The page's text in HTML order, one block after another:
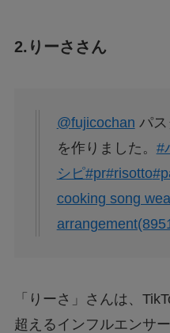
2.りーささん
@fujicochan パ
を作りました。 #
シピ#pr#risotto
cooking song
「りーさ」さんは、
超えるインフルエンサー